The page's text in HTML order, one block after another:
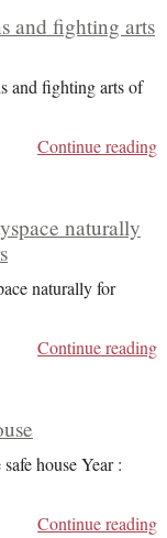
and fighting arts
and fighting arts of
Continue reading
naturally
naturally for
Continue reading
house Year :
Continue reading